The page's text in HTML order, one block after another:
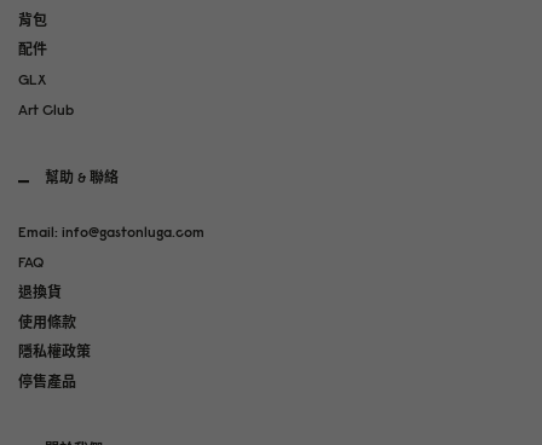
背包
配件
GLX
Art Club
幫助 & 聯絡
Email: info@gastonluga.com
FAQ
退換貨
使用條款
隱私權政策
停售產品